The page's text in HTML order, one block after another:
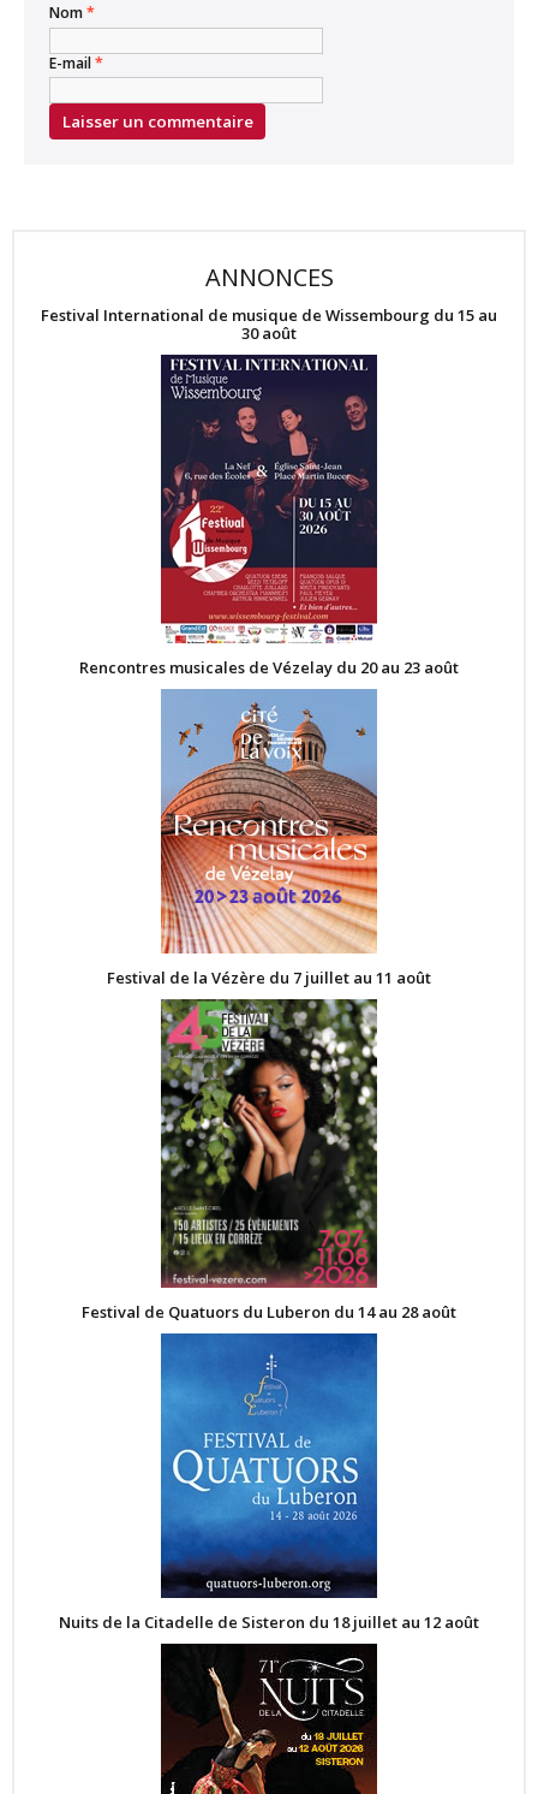
Nom*
E-mail*
ANNONCES
Festival International de musique de Wissembourg du 15 au
30 août
Rencontres musicales de Vézelay du 20 au 23 août
Festival de la Vézère du 7 juillet au 11 août
Festival de Quatuors du Luberon du 14 au 28 août
Nuits de la Citadelle de Sisteron du 18 juillet au 12 août